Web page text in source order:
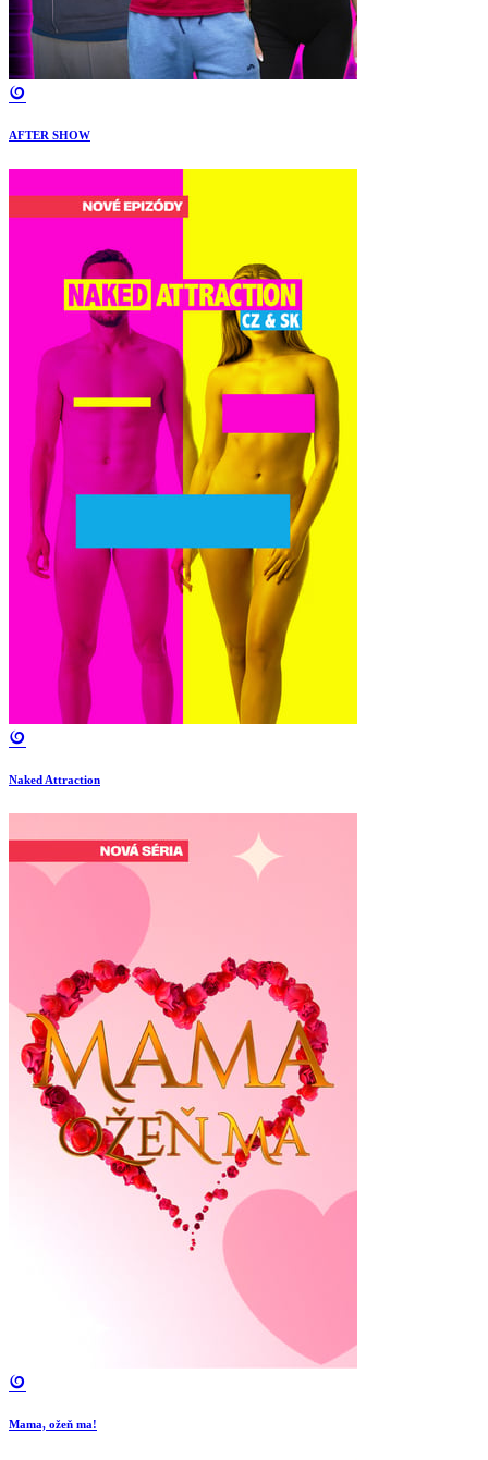
AFTER SHOW
Naked Attraction
Mama, ožeň ma!